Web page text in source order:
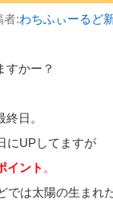
者:わちふぃーるど
すかー？
日。
にUPしてますが
イント 。
では太陽の生まれ